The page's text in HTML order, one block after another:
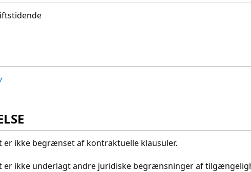
er ikke begrænset af kontraktuelle klausuler.
er ikke underlagt andre juridiske begrænsninger af